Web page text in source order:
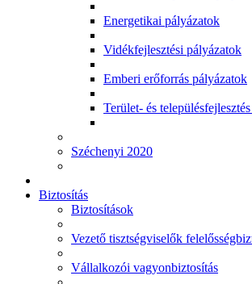
Energetikai pályázatok
Vidékfejlesztési pályázatok
Emberi erőforrás pályázatok
Terület- és
Széchenyi 2020
Biztosítás
Biztosítások
Vezető tisztségviselők
Vállalkozói vagyonbiztosítás